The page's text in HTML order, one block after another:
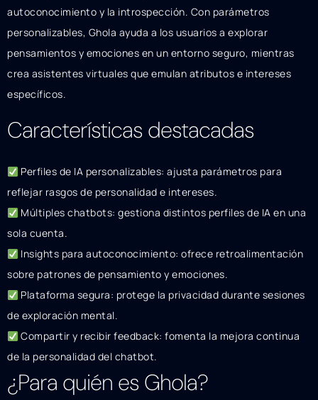
autoconocimiento y la introspección. Con parámetros
personalizables, Ghola ayuda a los usuarios a explorar
pensamientos y emociones en un entorno seguro, mientras
crea asistentes virtuales que emulan atributos e intereses
específicos.
Características destacadas
Perfiles de IA personalizables: ajusta parámetros para
reflejar rasgos de personalidad e intereses.
Múltiples chatbots: gestiona distintos perfiles de IA en una
sola cuenta.
Insights para autoconocimiento: ofrece retroalimentación
sobre patrones de pensamiento y emociones.
Plataforma segura: protege la privacidad durante sesiones
de exploración mental.
Compartir y recibir feedback: fomenta la mejora continua
de la personalidad del chatbot.
¿Para quién es Ghola?